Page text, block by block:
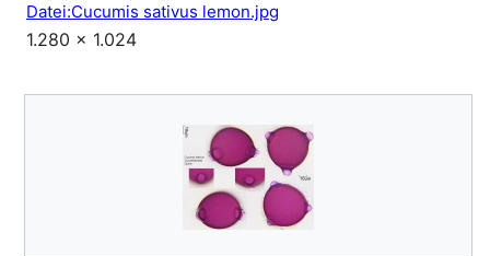
Datei:Cucumis sativus lemon.jpg
1.280 × 1.024